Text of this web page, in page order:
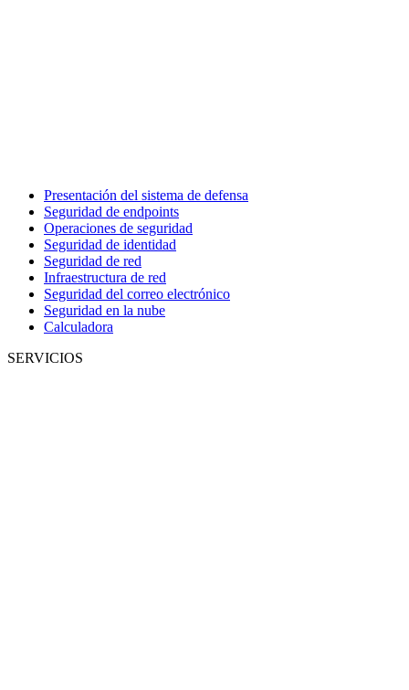
Presentación del sistema de defensa
Seguridad de endpoints
Operaciones de seguridad
Seguridad de identidad
Seguridad de red
Infraestructura de red
Seguridad del correo electrónico
Seguridad en la nube
Calculadora
SERVICIOS